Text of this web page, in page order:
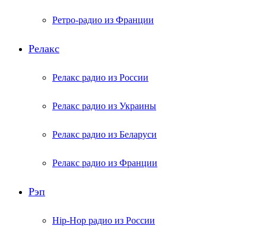
Ретро-радио из Франции
Релакс
Релакс радио из России
Релакс радио из Украины
Релакс радио из Беларуси
Релакс радио из Франции
Рэп
Hip-Hop радио из России